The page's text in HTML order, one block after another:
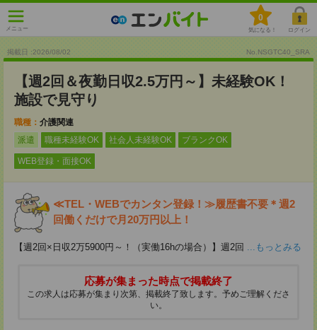
メニュー
0
気になる！ ログイン
掲載日 :2026/08/02 No.NSGTC40_SRA
【週2回＆夜勤日収2.5万円～】未経験OK！
施設で見守り
職種： 介護関連
派遣
職種未経験OK 社会人未経験OK ブランクOK
WEB登録・面接OK
≪TEL・WEBでカンタン登録！≫履歴書不要＊週2
回働くだけで月20万円以上！
【週2回×日収2万5900円～！（実働16hの場合）】週2回 ...もっとみる
応募が集まった時点で掲載終了
この求人は応募が集まり次第、掲載終了致します。予めご理解くださ
い。